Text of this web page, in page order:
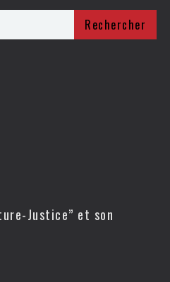
Rechercher
Justice” et son